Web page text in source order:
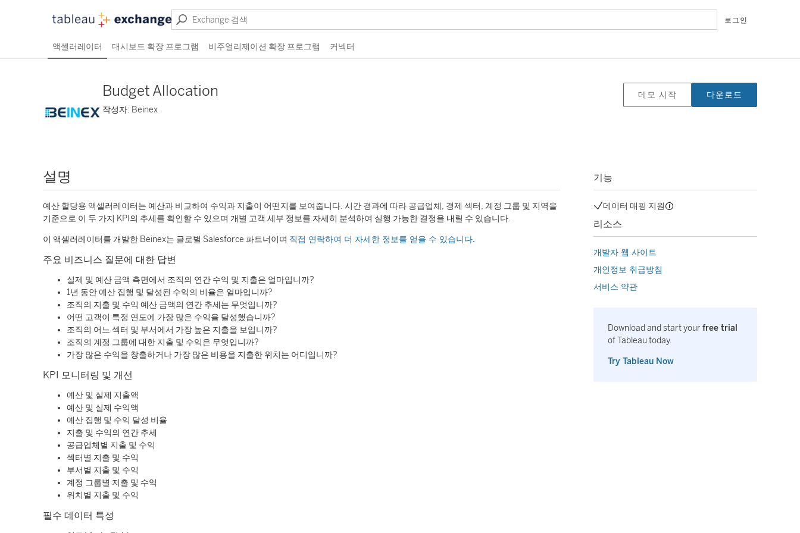
로그인
액셀러레이터 대시보드 확장 프로그램 비주얼리제이션 확장 프로그램 커넥터
Budget Allocation
작성자: Beinex
데모 시작 다운로드
설명
예산 할당용 액셀러레이터는 예산과 비교하여 수익과 지출이 어떤지를 보여줍니다. 시간 경과에 따라 공급업체, 경제 섹터, 계정 그룹 및 지역을
기준으로 이 두 가지 KPI의 추세를 확인할 수 있으며 개별 고객 세부 정보를 자세히 분석하여 실행 가능한 결정을 내릴 수 있습니다.
이 액셀러레이터를 개발한 Beinex는 글로벌 Salesforce 파트너이며 직접 연락하여 더 자세한 정보를 얻을 수 있습니다.
주요 비즈니스 질문에 대한 답변
실제 및 예산 금액 측면에서 조직의 연간 수익 및 지출은 얼마입니까?
1년 동안 예산 집행 및 달성된 수익의 비율은 얼마입니까?
조직의 지출 및 수익 예산 금액의 연간 추세는 무엇입니까?
어떤 고객이 특정 연도에 가장 많은 수익을 달성했습니까?
조직의 어느 섹터 및 부서에서 가장 높은 지출을 보입니까?
조직의 계정 그룹에 대한 지출 및 수익은 무엇입니까?
가장 많은 수익을 창출하거나 가장 많은 비용을 지출한 위치는 어디입니까?
KPI 모니터링 및 개선
예산 및 실제 지출액
예산 및 실제 수익액
예산 집행 및 수익 달성 비율
지출 및 수익의 연간 추세
공급업체별 지출 및 수익
섹터별 지출 및 수익
부서별 지출 및 수익
계정 그룹별 지출 및 수익
위치별 지출 및 수익
필수 데이터 특성
기능
데이터 매핑 지원
리소스
개발자 웹 사이트
개인정보 취급방침
서비스 약관
Download and start yourfree trial
of Tableau today.
Try Tableau Now